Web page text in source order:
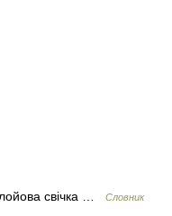
свічка …
Словник